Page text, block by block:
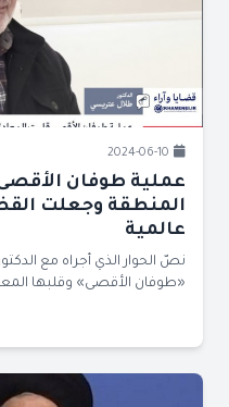
2024-06-10
عملية طوفان
المنطقة وجعلت
عالمية
نصّ الحوار الذي أجراه مع
«طوفان الأقصى» وقلبها